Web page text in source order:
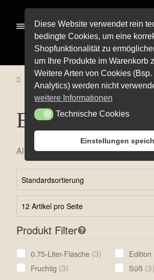
Navigation
springen
Inhalt
springen
Menü
Alle Pro­duk­te
Pre­mi­um-Wei­ne
Rot­wei­ne
Weiß­wei­ne
Weiß­herbst-, Rosé- und Schillerweine
Die fruch­ti­gen Vier
Sekt und Secco
Edi­ti­on Life
Wein­emp­feh­lun­gen
Pro­bier­pa­ke­te
Start Alle Produkte Edition Life
Edition Life
Alle 3 Ergebnisse werden angezeigt
Produkt Filter
0.75-Liter-Flasche 33
products
Edition
Fruchtig 33
Süß 33
Diese Website verwendet rein
bedingte Cookies, um eine
Shopfunktionalität zu
um Ihre Produkte im Warenkorb
Weitere Arten von Cookies (Bsp.
Analytics) werden nicht
weitere Informationen
Technische Cookies
Technische Cookies
Einstellungen